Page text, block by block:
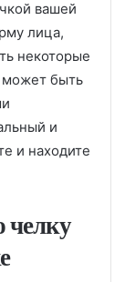
вашей
лица,
некоторые
может быть
и
и находите
челку